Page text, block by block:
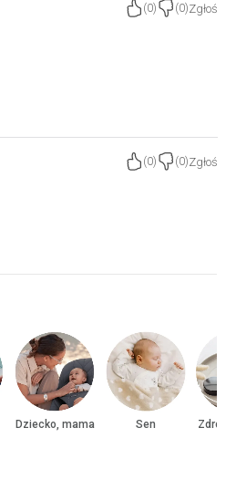
(0) (0)Zgłoś
(0) (0)Zgłoś
Dziecko, mama Sen